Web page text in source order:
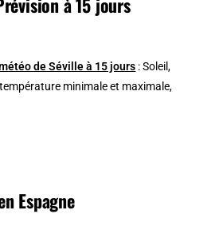
de Séville à 15 jours : Soleil,
minimale et maximale,
Espagne